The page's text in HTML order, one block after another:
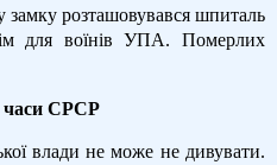
замку розташовувався шпиталь
для воїнів УПА. Померлих
часи СРСР
влади не може не дивувати.